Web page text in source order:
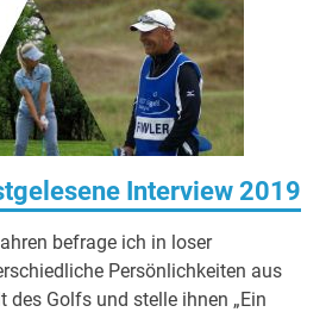
Interview 2019
befrage ich in loser
Persönlichkeiten aus
des Golfs und stelle ihnen „Ein